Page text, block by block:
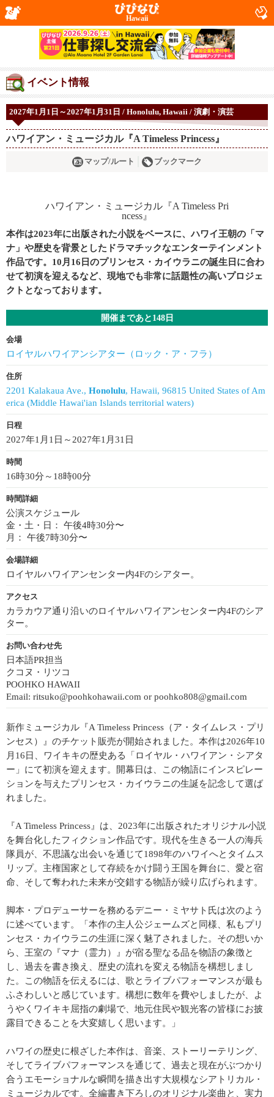
Hawaii
イベント情報
2027年1月1日～2027年1月31日 / Honolulu, Hawaii / 演劇・演芸
ハワイアン・ミュージカル『A Timeless Princess』
マップ/ルート ブックマーク
本作は2023年に出版された小説をベースに、ハワイ王朝の「マ
ナ」や歴史を背景としたドラマチックなエンターテインメント
作品です。10月16日のプリンセス・カイウラニの誕生日に合わ
せて初演を迎えるなど、現地でも非常に話題性の高いプロジェ
クトとなっております。
開催まであと148日
会場
ロイヤルハワイアンシアター（ロック・ア・フラ）
住所
2201 Kalakaua Ave., Honolulu, Hawaii, 96815 United States of Am
erica (Middle Hawai'ian Islands territorial waters)
日程
2027年1月1日～2027年1月31日
時間
16時30分～18時00分
時間詳細
公演スケジュール
金・土・日： 午後4時30分〜
月： 午後7時30分〜
会場詳細
ロイヤルハワイアンセンター内4Fのシアター。
アクセス
カラカウア通り沿いのロイヤルハワイアンセンター内4Fのシア
ター。
お問い合わせ先
日本語PR担当
クコヌ・リツコ
POOHKO HAWAII
Email: ritsuko@poohkohawaii.com or poohko808@gmail.com
新作ミュージカル『A Timeless Princess（ア・タイムレス・プリ
ンセス）』のチケット販売が開始されました。本作は2026年10
月16日、ワイキキの歴史ある「ロイヤル・ハワイアン・シアタ
ー」にて初演を迎えます。開幕日は、この物語にインスピレー
ションを与えたプリンセス・カイウラニの生誕を記念して選ば
れました。
『A Timeless Princess』は、2023年に出版されたオリジナル小説
を舞台化したフィクション作品です。現代を生きる一人の海兵
隊員が、不思議な出会いを通じて1898年のハワイへとタイムス
リップ。主権国家として存続をかけ闘う王国を舞台に、愛と宿
命、そして奪われた未来が交錯する物語が繰り広げられます。
脚本・プロデューサーを務めるデニー・ミヤサト氏は次のよう
に述べています。「本作の主人公ジェームズと同様、私もプリ
ンセス・カイウラニの生涯に深く魅了されました。その想いか
ら、王室の『マナ（霊力）』が宿る聖なる品を物語の象徴と
し、過去を書き換え、歴史の流れを変える物語を構想しまし
た。この物語を伝えるには、歌とライブパフォーマンスが最も
ふさわしいと感じています。構想に数年を費やしましたが、よ
うやくワイキキ屈指の劇場で、地元住民や観光客の皆様にお披
露目できることを大変嬉しく思います。」
ハワイの歴史に根ざした本作は、音楽、ストーリーテリング、
そしてライブパフォーマンスを通じて、過去と現在がぶつかり
合うエモーショナルな瞬間を描き出す大規模なシアトリカル・
ミュージカルです。全編書き下ろしのオリジナル楽曲と、実力